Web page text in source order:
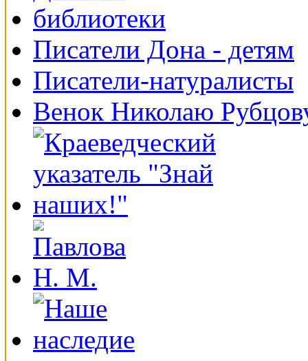
Писатели Дона - детям
Писатели-натуралисты
Венок Николаю